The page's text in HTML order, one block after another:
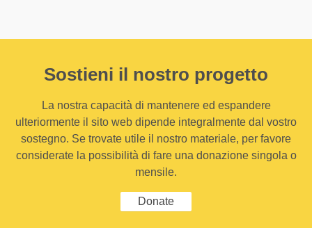
Sostieni il nostro progetto
La nostra capacità di mantenere ed espandere
ulteriormente il sito web dipende integralmente dal vostro
sostegno. Se trovate utile il nostro materiale, per favore
considerate la possibilità di fare una donazione singola o
mensile.
Donate